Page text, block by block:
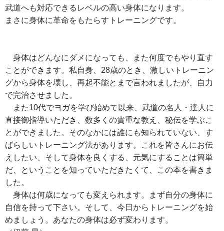
武道へも対応できるレベルの高い身体になります。
まさに身体に革命をもたらすトレーニングです。
身体はどんなにダメになっても、また何度でもやり直す
ことができます。私自身、28歳のとき、激しいトレーニン
グから身体を壊し、再起不能とまで言われましたが、自力
で完治させました。
また10代でヨガを学び始めて以来、武道の名人・達人に
直接御指導いただき、数多くの貴重な教え、秘伝を学ぶこ
とができました。そのなかには誰にも知られていない、す
ばらしいトレーニング法があります。これを皆さんにお伝
えしたい、そして身体を良くする、元気にすることは簡単
だ、ということを知っていただきたくて、この本を書きま
した。
身体は何歳になっても変えられます。まず自分の身体に
自信を持って下さい。そして、今日からトレーニングを始
めましょう。あなたの身体は必ず変わります。